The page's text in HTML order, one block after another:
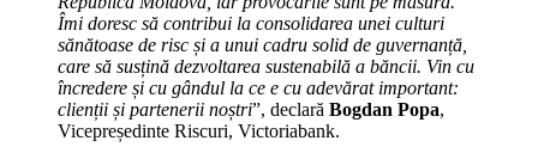
Îmi doresc să contribui la consolidarea unei culturi
sănătoase de risc și a unui cadru solid de guvernanță,
care să susțină dezvoltarea sustenabilă a băncii. Vin cu
încredere și cu gândul la ce e cu adevărat important:
clienții și partenerii noștri”, declară Bogdan Popa,
Vicepreședinte Riscuri, Victoriabank.